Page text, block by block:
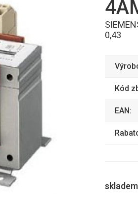
0,43
Kód
EAN: